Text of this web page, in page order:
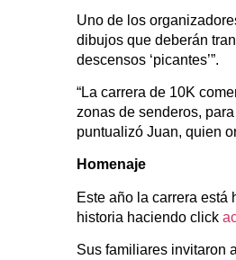
Uno de los
dibujos que deberán
descensos ‘picantes’”.
“La carrera de 10K
zonas de senderos,
puntualizó Juan, quien
Homenaje
Este año la carrera
historia haciendo click
Sus familiares invitaron